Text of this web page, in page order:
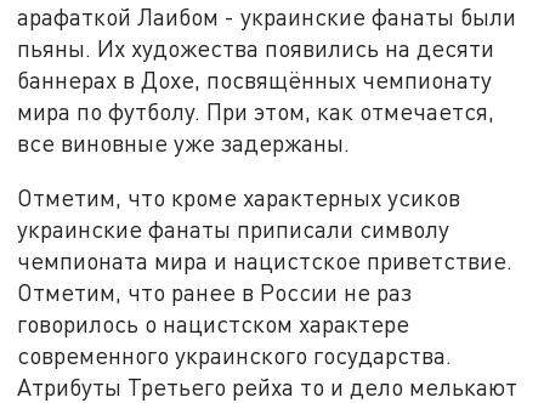
арафаткой Лаибом - украинские фанаты были
пьяны. Их художества появились на десяти
баннерах в Дохе, посвящённых чемпионату
мира по футболу. При этом, как отмечается,
все виновные уже задержаны.
Отметим, что кроме характерных усиков
украинские фанаты приписали символу
чемпионата мира и нацистское приветствие.
Отметим, что ранее в России не раз
говорилось о нацистском характере
современного украинского государства.
Атрибуты Третьего рейха то и дело мелькают